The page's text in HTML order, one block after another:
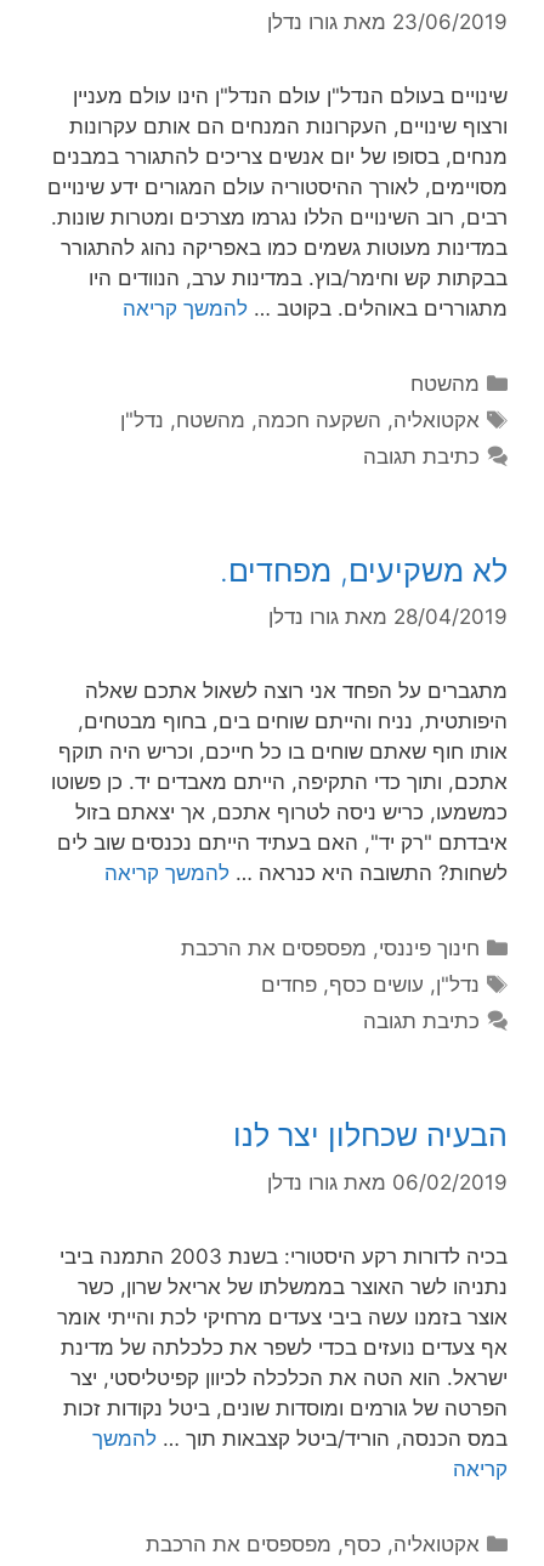
23/06/2019 מאת גורו נדלן
שינויים בעולם הנדל"ן עולם הנדל"ן הינו עולם מעניין
ורצוף שינויים, העקרונות המנחים הם אותם עקרונות
מנחים, בסופו של יום אנשים צריכים להתגורר במבנים
מסויימים, לאורך ההיסטוריה עולם המגורים ידע שינויים
רבים, רוב השינויים הללו נגרמו מצרכים ומטרות שונות.
במדינות מעוטות גשמים כמו באפריקה נהוג להתגורר
בבקתות קש וחימר/בוץ. במדינות ערב, הנוודים היו
מתגוררים באוהלים. בקוטב … להמשך קריאה
מהשטח
אקטואליה, השקעה חכמה, מהשטח, נדל"ן
כתיבת תגובה
לא משקיעים, מפחדים.
28/04/2019 מאת גורו נדלן
מתגברים על הפחד אני רוצה לשאול אתכם שאלה
היפותטית, נניח והייתם שוחים בים, בחוף מבטחים,
אותו חוף שאתם שוחים בו כל חייכם, וכריש היה תוקף
אתכם, ותוך כדי התקיפה, הייתם מאבדים יד. כן פשוטו
כמשמעו, כריש ניסה לטרוף אתכם, אך יצאתם בזול
איבדתם "רק יד", האם בעתיד הייתם נכנסים שוב לים
לשחות? התשובה היא כנראה … להמשך קריאה
חינוך פיננסי, מפספסים את הרכבת
נדל"ן, עושים כסף,פחדים
כתיבת תגובה
הבעיה שכחלון יצר לנו
06/02/2019 מאת גורו נדלן
בכיה לדורות רקע היסטורי: בשנת 2003 התמנה ביבי
נתניהו לשר האוצר בממשלתו של אריאל שרון, כשר
אוצר בזמנו עשה ביבי צעדים מרחיקי לכת והייתי אומר
אף צעדים נועזים בכדי לשפר את כלכלתה של מדינת
ישראל. הוא הטה את הכלכלה לכיוון קפיטליסטי, יצר
הפרטה של גורמים ומוסדות שונים, ביטל נקודות זכות
במס הכנסה, הוריד/ביטל קצבאות תוך … להמשך
קריאה
אקטואליה, כסף, מפספסים את הרכבת